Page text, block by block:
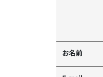
お名前